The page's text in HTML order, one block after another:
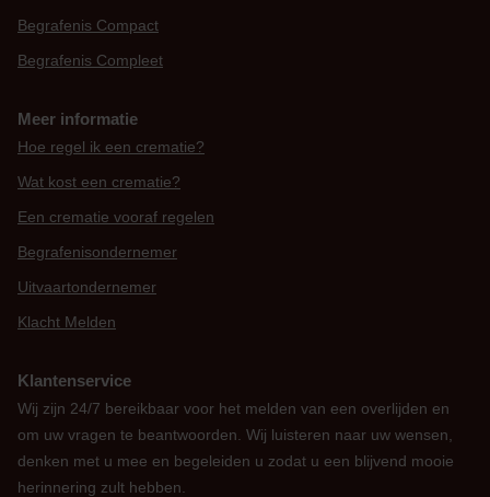
Begrafenis Compact
Begrafenis Compleet
Meer informatie
Hoe regel ik een crematie?
Wat kost een crematie?
Een crematie vooraf regelen
Begrafenisondernemer
Uitvaartondernemer
Klacht Melden
Klantenservice
Wij zijn 24/7 bereikbaar voor het melden van een overlijden en
om uw vragen te beantwoorden. Wij luisteren naar uw wensen,
denken met u mee en begeleiden u zodat u een blijvend mooie
herinnering zult hebben.